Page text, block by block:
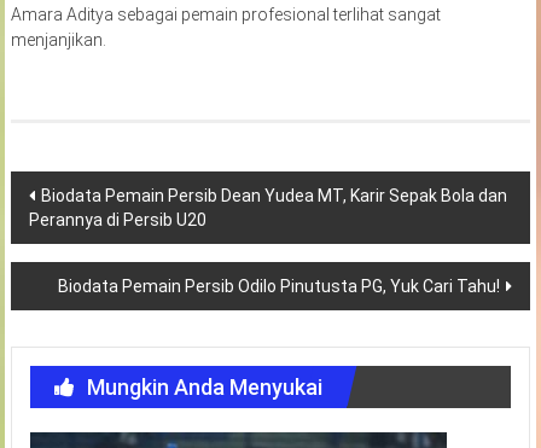
Amara Aditya sebagai pemain profesional terlihat sangat
menjanjikan.
Navigasi
pos
Biodata Pemain Persib Dean Yudea MT, Karir Sepak Bola dan
Perannya di Persib U20
Biodata Pemain Persib Odilo Pinutusta PG, Yuk Cari Tahu!
Mungkin Anda Menyukai